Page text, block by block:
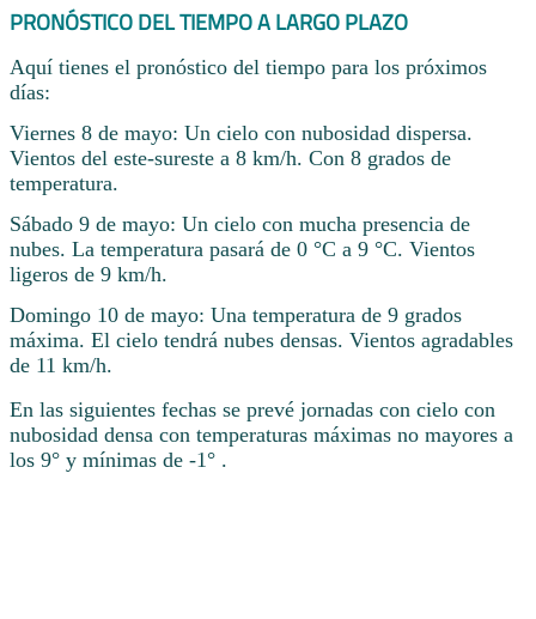
PRONÓSTICO DEL TIEMPO A LARGO PLAZO
Aquí tienes el pronóstico del tiempo para los próximos
días:
Viernes 8 de mayo: Un cielo con nubosidad dispersa.
Vientos del este-sureste a 8 km/h. Con 8 grados de
temperatura.
Sábado 9 de mayo: Un cielo con mucha presencia de
nubes. La temperatura pasará de 0 °C a 9 °C. Vientos
ligeros de 9 km/h.
Domingo 10 de mayo: Una temperatura de 9 grados
máxima. El cielo tendrá nubes densas. Vientos agradables
de 11 km/h.
En las siguientes fechas se prevé jornadas con cielo con
nubosidad densa con temperaturas máximas no mayores a
los 9° y mínimas de -1° .